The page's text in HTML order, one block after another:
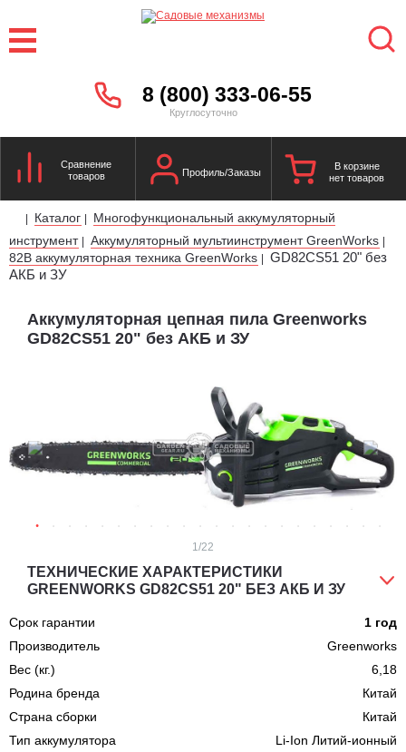
8 (800) 333-06-55
Круглосуточно
Сравнение
товаров
Профиль/Заказы
В корзине
нет товаров
| Каталог |
Многофункциональный аккумуляторный
инструмент | Аккумуляторный мультиинструмент GreenWorks |
82В аккумуляторная техника GreenWorks | GD82CS51 20" без
АКБ и ЗУ
Аккумуляторная цепная пила Greenworks
GD82CS51 20" без АКБ и ЗУ
1/22
ТЕХНИЧЕСКИЕ ХАРАКТЕРИСТИКИ
GREENWORKS GD82CS51 20" БЕЗ АКБ И ЗУ
Срок гарантии
1 год
Производитель
Greenworks
Вес (кг.)
6,18
Родина бренда
Китай
Страна сборки
Китай
Тип аккумулятора
Li-Ion Литий-ионный